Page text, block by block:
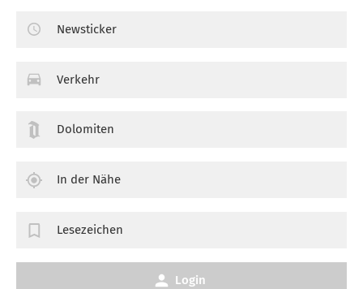
Newsticker
Verkehr
Dolomiten
In der Nähe
Lesezeichen
Login